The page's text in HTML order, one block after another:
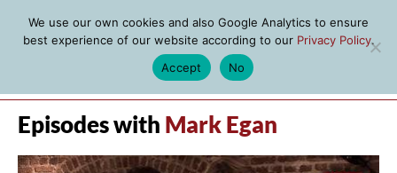
Episodes with Mark Egan
We use our own cookies and also Google Analytics to ensure
best experience of our website according to our Privacy Policy.
Accept
No